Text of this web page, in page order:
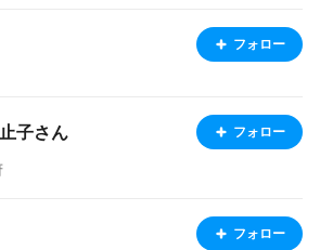
フォロー
子さん フォロー
フォロー